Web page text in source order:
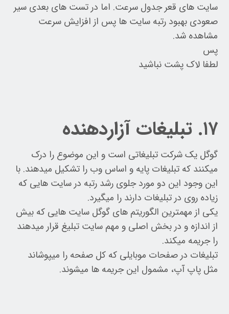
سایت های قعر جدول سرعت. اما در تست های بعدی سیر
صعودی بهبود رتبه سایت ها پس از افزایش سرعت
مشاهده شد.
پس
لطفا لاک پشت نباشید
۱۷. تبلیغات آزاردهنده
گوگل یک شرکت تبلیغاتی است و این موضوع را درک
میکنند که تبلیغات پایه و اساس وب را تشکیل میدهند. با
این وجود این دو مورد جلوی رشد رتبه در سایت هایی که
زیاده روی در تبلیغات دارند را میگیرد.
یکی از مهمترین الگوریتم های گوگل سایت هایی که بیش
از اندازه و در بخش اصلی و مهم سایت تبلیغ قرار میدهند
را جریمه میکند.
تبلیغات در صفحات موبایلی که کل صفحه را میپوشاند
مثل پاپ آپ، مشمول این جریمه ها میشوند.